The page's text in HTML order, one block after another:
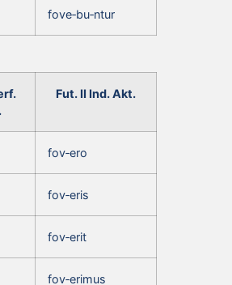
fove‑bu‑ntur
Fut. II Ind. Akt.
fov‑ero
fov‑eris
fov‑erit
fov‑erimus